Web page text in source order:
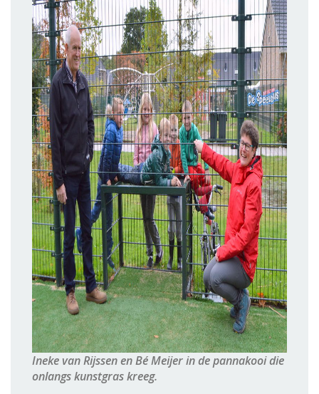
Ineke van Rijssen en Bé Meijer in de pannakooi die
onlangs kunstgras kreeg.